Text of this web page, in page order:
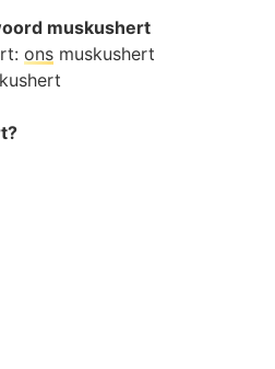
muskushert
ons muskushert